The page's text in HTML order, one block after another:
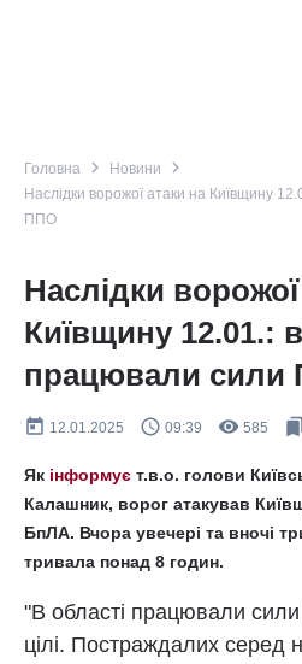
Головна navigate_next Новини navigate_next
Наслідки ворожої атаки на Київщину
ППО
Наслідки
Київщину 12.01.:
працювали сили
today 12.01.2025 query_builder 09:39 remove_red_eye 585 bookmarks
Як інформує т.в.о. голови
Калашник, ворог атакував
БпЛА. Вчора увечері та вночі
тривала понад 8 годин.
"В області працювали
цілі. Постраждалих серед